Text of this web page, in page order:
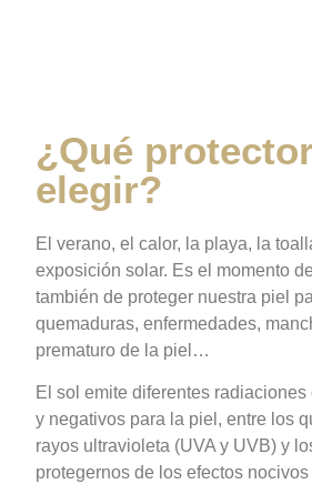
¿Qué
elegir?
El verano, el calor, la playa, la
exposición solar. Es el momento
también de proteger nuestra piel
quemaduras, enfermedades,
prematuro de la piel…
El sol emite diferentes
y negativos para la piel, entre los
rayos ultravioleta (UVA y UVB) y
protegernos de los efectos